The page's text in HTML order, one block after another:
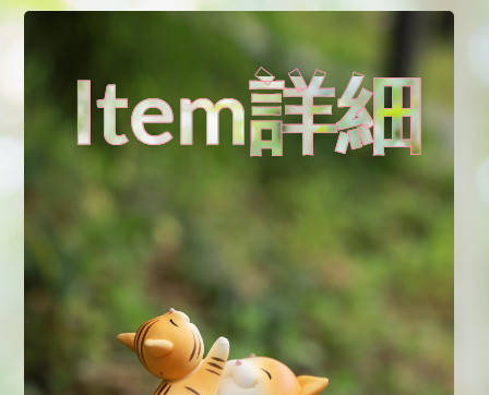
Item詳細